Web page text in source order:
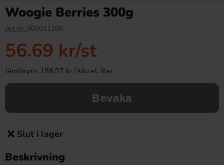
Woogie Berries 300g
Art nr: 800011106
56.69 kr/st
Jämförpris 188.97 kr / kilo el. liter
Bevaka
Slut i lager
Beskrivning